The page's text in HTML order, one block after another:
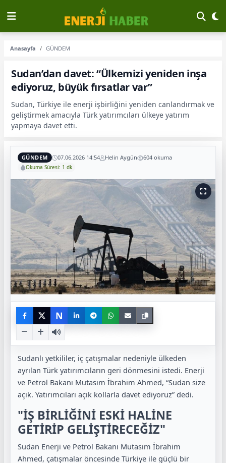
Anasayfa GÜNDEM
Sudan’dan davet: “Ülkemizi yeniden inşa
ediyoruz, büyük fırsatlar var”
Sudan, Türkiye ile enerji işbirliğini yeniden canlandırmak ve
geliştirmek amacıyla Türk yatırımcıları ülkeye yatırım
yapmaya davet etti.
GÜNDEM 07.06.2026 14:54 Helin Aygün 604 okuma
Okuma Süresi: 1 dk
N
Sudanlı yetkililer, iç çatışmalar nedeniyle ülkeden
ayrılan Türk yatırımcıların geri dönmesini istedi. Enerji
ve Petrol Bakanı Mutasım İbrahim Ahmed, “Sudan size
açık. Yatırımcıları açık kollarla davet ediyoruz” dedi.
"İŞ BİRLİĞİNİ ESKİ HALİNE
GETİRİP GELİŞTİRECEĞİZ"
Sudan Enerji ve Petrol Bakanı Mutasım İbrahim
Ahmed, çatışmalar öncesinde Türkiye ile güçlü bir